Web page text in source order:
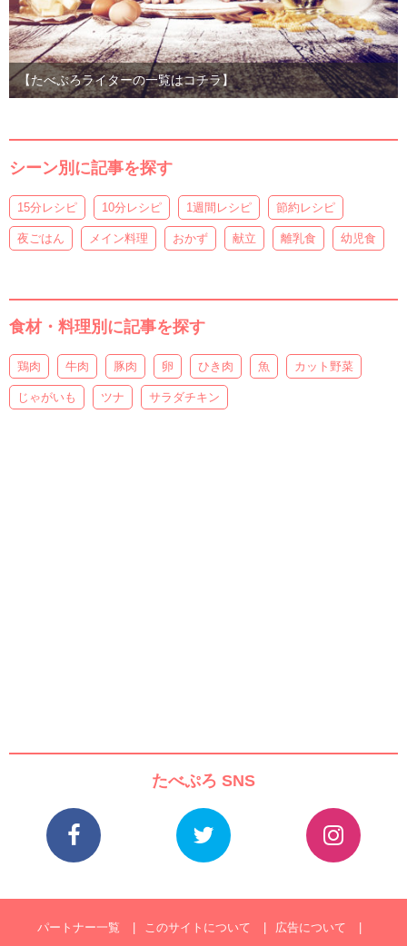
【たべぷろライターの一覧はコチラ】
シーン別に記事を探す
15分レシピ 10分レシピ 1週間レシピ 節約レシピ
夜ごはん メイン料理 おかず 献立 離乳食 幼児食
食材・料理別に記事を探す
鶏肉 牛肉 豚肉 卵 ひき肉 魚 カット野菜
じゃがいも ツナ サラダチキン
たべぷろ SNS
パートナー一覧 このサイトについて 広告について